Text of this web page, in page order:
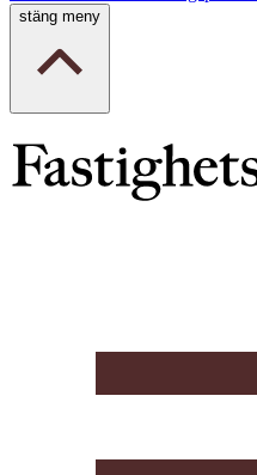
stäng meny